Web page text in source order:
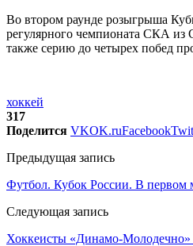
Во втором раунде розыгрыша
регулярного чемпионата СКА из
также серию до четырех побед
хоккей
317
Поделится VKOK.ruFacebook
Предыдущая запись
Футбол. Кубок России. В первом
Следующая запись
Хоккеисты «Динамо-Молодечно»